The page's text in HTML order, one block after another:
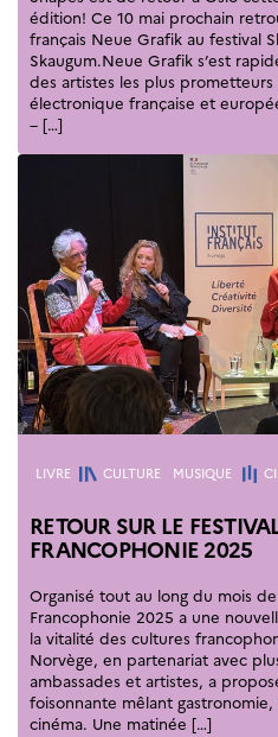
Norway
Science
Science et
innovation
Rechercher
édition! Ce 10 mai prochain
français Neue Grafik au festival
Skaugum.Neue Grafik s’est
des artistes les plus
électronique française et
– […]
Catégories
LIVRE CULTURE MUSIQUE
RETOUR SUR LE
FRANCOPHONIE 2025
Organisé tout au long du mois
Francophonie 2025 a une
la vitalité des cultures
Norvège, en partenariat avec
ambassades et artistes, a
foisonnante mêlant
cinéma. Une matinée […]